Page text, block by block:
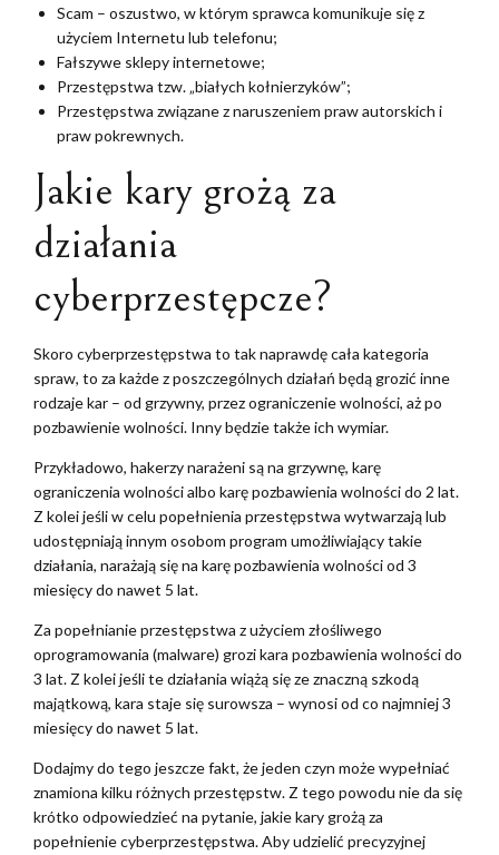
Scam – oszustwo, w którym sprawca komunikuje się z
użyciem Internetu lub telefonu;
Fałszywe sklepy internetowe;
Przestępstwa tzw. „białych kołnierzyków”;
Przestępstwa związane z naruszeniem praw autorskich i
praw pokrewnych.
Jakie kary grożą za
działania
cyberprzestępcze?
Skoro cyberprzestępstwa to tak naprawdę cała kategoria
spraw, to za każde z poszczególnych działań będą grozić inne
rodzaje kar – od grzywny, przez ograniczenie wolności, aż po
pozbawienie wolności. Inny będzie także ich wymiar.
Przykładowo, hakerzy narażeni są na grzywnę, karę
ograniczenia wolności albo karę pozbawienia wolności do 2 lat.
Z kolei jeśli w celu popełnienia przestępstwa wytwarzają lub
udostępniają innym osobom program umożliwiający takie
działania, narażają się na karę pozbawienia wolności od 3
miesięcy do nawet 5 lat.
Za popełnianie przestępstwa z użyciem złośliwego
oprogramowania (malware) grozi kara pozbawienia wolności do
3 lat. Z kolei jeśli te działania wiążą się ze znaczną szkodą
majątkową, kara staje się surowsza – wynosi od co najmniej 3
miesięcy do nawet 5 lat.
Dodajmy do tego jeszcze fakt, że jeden czyn może wypełniać
znamiona kilku różnych przestępstw. Z tego powodu nie da się
krótko odpowiedzieć na pytanie, jakie kary grożą za
popełnienie cyberprzestępstwa. Aby udzielić precyzyjnej